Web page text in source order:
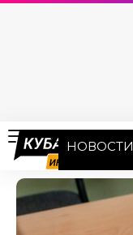
НОВОСТИ